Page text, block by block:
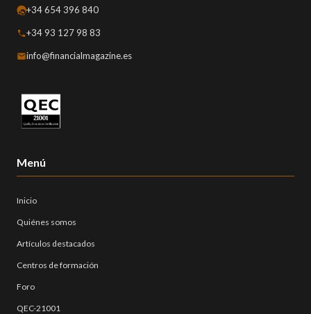
+34 654 396 840
+34 93 127 98 83
info@financialmagazine.es
Menú
Inicio
Quiénes somos
Artículos destacados
Centros de formación
Foro
QEC-21001